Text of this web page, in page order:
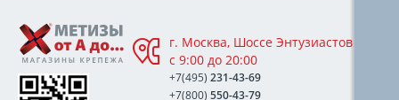
г. Москва, Шоссе Энтузиастов 76А,
с 9:00 до 20:00
+7(495) 231-43-69
+7(800) 550-43-79